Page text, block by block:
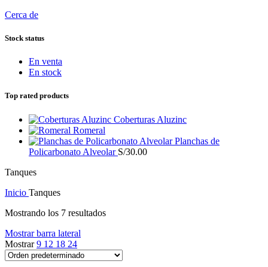
Cerca de
Stock status
En venta
En stock
Top rated products
Coberturas Aluzinc
Romeral
Planchas de
Policarbonato Alveolar S/30.00
Tanques
Inicio Tanques
Mostrando los 7 resultados
Mostrar barra lateral
Mostrar9 12 18 24